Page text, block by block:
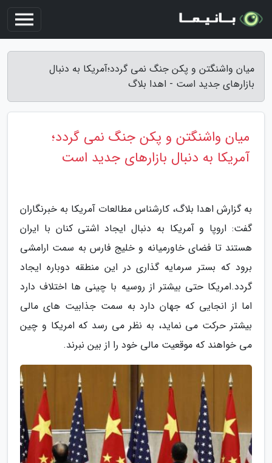
میان واشنگتن و پکن جنگ نمی گردد؛آمریکا به دنبال
بازارهای جدید است - اهدا بلاگ
میان واشنگتن و پکن جنگ نمی گردد؛
آمریکا به دنبال بازارهای جدید است
به گزارش اهدا بلاگ، کارشناس مطالعات آمریکا به خبرنگاران
گفت: اروپا و آمریکا به دنبال ایجاد اشتی کنان با ایران
هستند تا فضای خاورمیانه و خلیج فارس به سمت ارامشی
برود که بستر سرمایه گذاری در این منطقه دوباره ایجاد
گردد.امریکا حتی بیشتر از روسیه با چینی ها اختلاف دارد
اما از انجایی که جهان دارد به سمت جذابیت های مالی
بیشتر حرکت می نماید، به نظر می رسد که امریکا و چین
می خواهند که موقعیت مالی خود را از بین نبرند.